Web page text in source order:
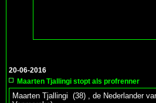
20-06-2016
Maarten Tjallingi stopt als profrenner
Maarten Tjallingi (38) , de Nederlander